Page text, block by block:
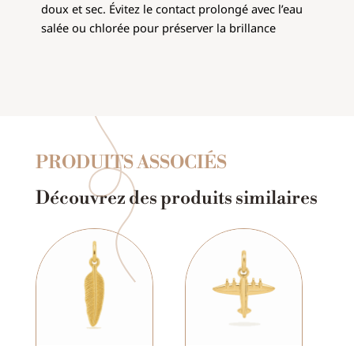
doux et sec. Évitez le contact prolongé avec l’eau
salée ou chlorée pour préserver la brillance
PRODUITS ASSOCIÉS
Découvrez des produits similaires